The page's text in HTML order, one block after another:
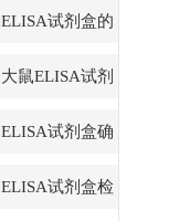
的重要性
ELISA试剂盒的
鼠ELISA试剂
ELISA试剂盒确
ELISA试剂盒检